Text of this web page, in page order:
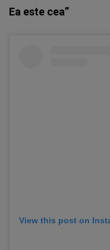
Ea este cea”
View this post on